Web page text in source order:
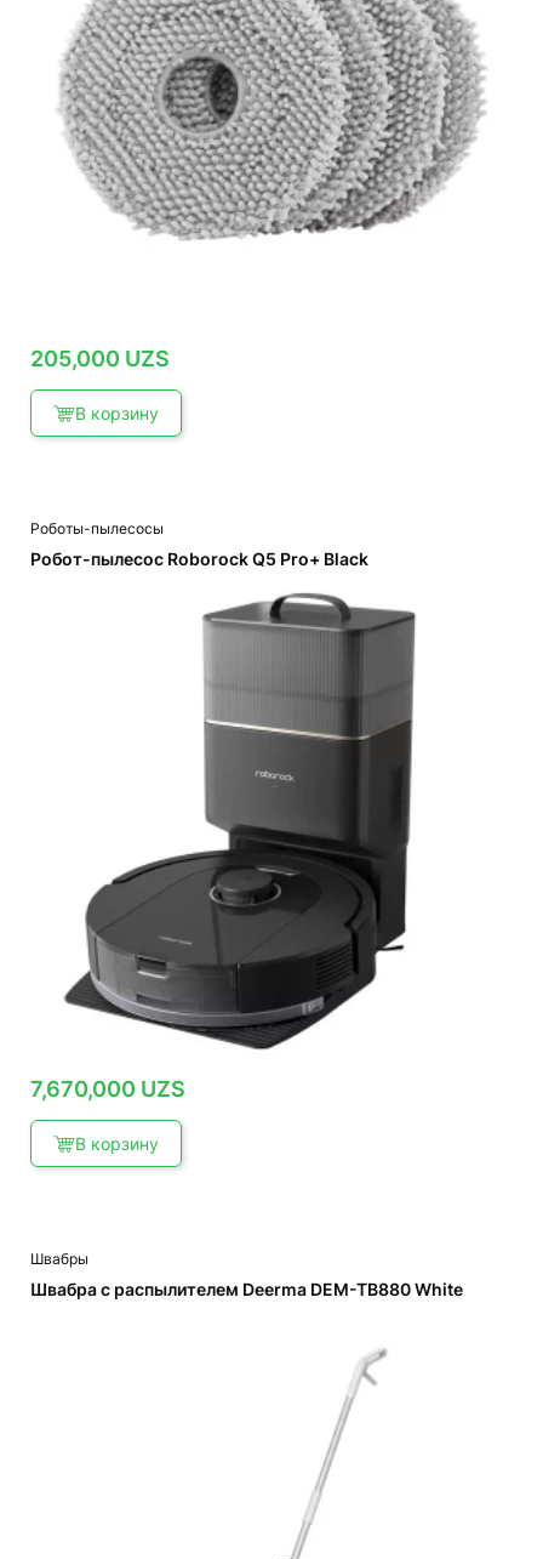
205,000 UZS
В корзину
Роботы-пылесосы
Робот-пылесос Roborock Q5 Pro+ Black
7,670,000 UZS
В корзину
Швабры
Швабра с распылителем Deerma DEM-TB880 White